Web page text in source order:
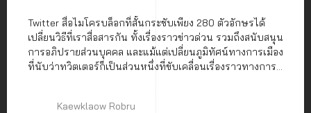
Twitter สื่อไมโครบล็อกที่สั้นกระชับเพียง 280 ตัวอักษรได้
เปลี่ยนวิธีที่เราสื่อสารกัน ทั้งเรื่องราวข่าวด่วน รวมถึงสนับสนุน
การอภิปรายส่วนบุคคล และแม้แต่เปลี่ยนภูมิทัศน์ทางการเมือง
ที่นับว่าทวิตเตอร์ก็เป็นส่วนหนึ่งที่ขับเคลื่อนเรื่องราวทางการ
Kaewklaow Robru